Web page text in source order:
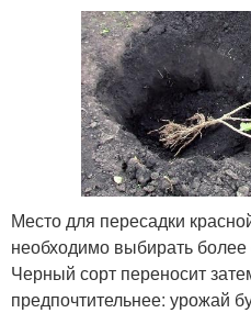
Место для пересадки
необходимо выбирать более
Черный сорт переносит
предпочтительнее: урожай